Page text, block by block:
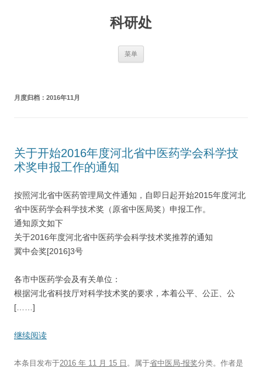
科研处
菜单
月度归档： 2016年11月
关于开始2016年度河北省中医药学会科学技
术奖申报工作的通知
按照河北省中医药管理局文件通知，自即日起开始2015年度河北
省中医药学会科学技术奖（原省中医局奖）申报工作。
通知原文如下
关于2016年度河北省中医药学会科学技术奖推荐的通知
冀中会奖[2016]3号
各市中医药学会及有关单位：
根据河北省科技厅对科学技术奖的要求，本着公平、公正、公
[……]
继续阅读
本条目发布于2016 年 11 月 15 日 。属于省中医局-报奖分类。 作者是